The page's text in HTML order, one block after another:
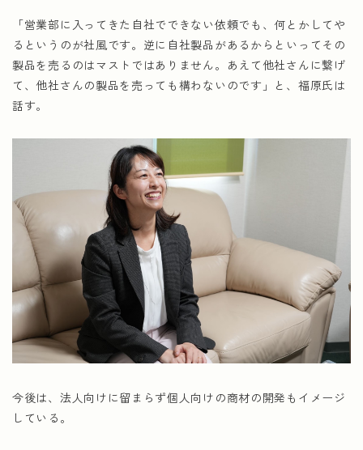
「営業部に入ってきた自社でできない依頼でも、何とかしてや
るというのが社風です。逆に自社製品があるからといってその
製品を売るのはマストではありません。あえて他社さんに繋げ
て、他社さんの製品を売っても構わないのです」と、福原氏は
話す。
今後は、法人向けに留まらず個人向けの商材の開発もイメージ
している。